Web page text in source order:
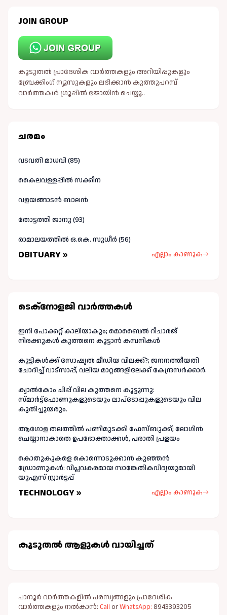
JOIN GROUP
കൂടുതൽ പ്രാദേശിക വാർത്തകളും അറിയിപ്പുകളും
ബ്രേക്കിംഗ് ന്യൂസുകളും ലഭിക്കാൻ കുത്തുപറമ്പ്
വാർത്തകൾ ഗ്രൂപ്പിൽ ജോയിൻ ചെയ്യൂ..
ചരമം
വടവതി മാധവി (85)
കൈലവള്ളപ്പിൽ സക്കീന
വളയങ്ങാടൻ ബാലൻ
തോട്ടത്തി ജാനു (93)
രാമാലയത്തിൽ ഒ.കെ. സുധീർ (56)
OBITUARY » എല്ലാം കാണുക
ടെക്നോളജി വാർത്തകള്‍
ഇനി പോക്കറ്റ് കാലിയാകും; മൊബൈൽ റീചാർജ്
നിരക്കുകൾ കുത്തനെ കൂട്ടാൻ കമ്പനികൾ
കുട്ടികൾക്ക് സോഷ്യൽ മീഡിയ വിലക്ക്?; ജനനത്തീയതി
ചോദിച്ച് വാട്‌സാപ്പ്, വലിയ മാറ്റങ്ങളിലേക്ക് കേന്ദ്രസർക്കാർ.
ക്വാൽകോം ചിപ്പ് വില കുത്തനെ കൂട്ടുന്നു:
സ്മാർട്ട്ഫോണുകളുടെയും ലാപ്ടോപ്പുകളുടെയും വില
കുതിച്ചുയരും.
ആഗോള തലത്തിൽ പണിമുടക്കി ഫേസ്ബുക്ക്; ലോഗിന്‍
ചെയ്യാനാകാതെ ഉപഭോക്താക്കള്‍, പരാതി പ്രളയം
കൊതുകുകളെ കൊന്നൊടുക്കാൻ കുഞ്ഞൻ
ഡ്രോണുകൾ: വിപ്ലവകരമായ സാങ്കേതികവിദ്യയുമായി
യുഎസ് സ്റ്റാർട്ടപ്പ്
TECHNOLOGY » എല്ലാം കാണുക
കൂടുതല്‍ ആളുകള്‍ വായിച്ചത്
പാനൂർ വാർത്തകളിൽ പരസ്യങ്ങളും പ്രാദേശിക
വാർത്തകളും നൽകാൻ: Call orWhatsApp: 8943393205